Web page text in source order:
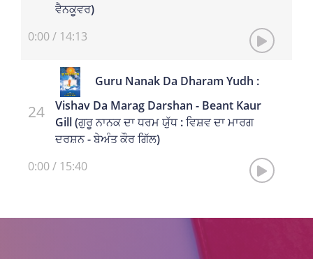
ਵੈਨਕੂਵਰ)
0:00/ 14:13
Guru Nanak Da Dharam Yudh :
Vishav Da Marag Darshan - Beant Kaur
Gill (ਗੁਰੂ ਨਾਨਕ ਦਾ ਧਰਮ ਯੁੱਧ : ਵਿਸ਼ਵ ਦਾ ਮਾਰਗ
ਦਰਸ਼ਨ - ਬੇਅੰਤ ਕੌਰ ਗਿੱਲ)
0:00/ 15:40